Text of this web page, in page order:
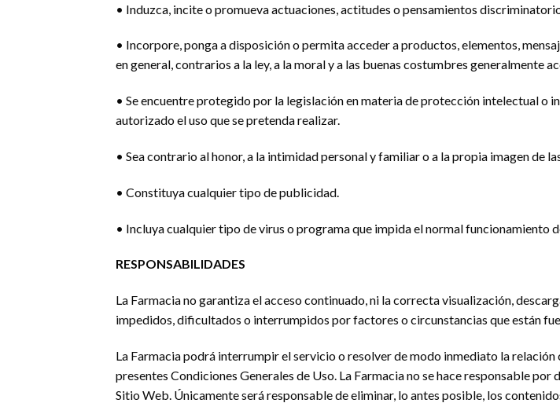
• Induzca, incite o promueva actuaciones, actitudes o pensamientos
• Incorpore, ponga a disposición o permita acceder a productos, elementos,
en general, contrarios a la ley, a la moral y a las buenas costumbres generalmente
• Se encuentre protegido por la legislación en materia de protección intelectual o
autorizado el uso que se pretenda realizar.
• Sea contrario al honor, a la intimidad personal y familiar o a la propia imagen de
• Constituya cualquier tipo de publicidad.
• Incluya cualquier tipo de virus o programa que impida el normal funcionamiento
RESPONSABILIDADES
La Farmacia no garantiza el acceso continuado, ni la correcta visualización,
impedidos, dificultados o interrumpidos por factores o circunstancias que están
La Farmacia podrá interrumpir el servicio o resolver de modo inmediato la
presentes Condiciones Generales de Uso. La Farmacia no se hace responsable
Sitio Web. Únicamente será responsable de eliminar, lo antes posible, los